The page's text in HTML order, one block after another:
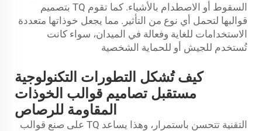
السقوط أو الاصطدام بالأشياء. كما تقوم TQ بتصميم
قوالبها لتحمل أي نوع من التأثير. مما يجعل خوذاتها متعددة
الاستخدامات للغاية وفعالة في الميدان، سواء كانت
تُستخدم للجيش أو للحماية الشخصية
كيف تُشكل التطورات التكنولوجية
مستقبل تصاميم قوالب الخوذات
المقاومة للرصاص
التقنية تتحسن باستمرار، وهذا يساعد TQ على صنع قوالب